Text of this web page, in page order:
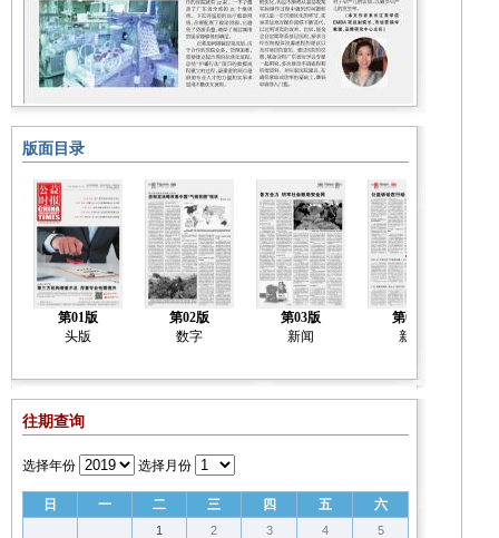
版面目录
第01版
头版
第02版
数字
第03版
新闻
第04版
新闻
往期查询
选择年份 选择月份
日 一 二 三 四 五 六
1 2 3 4
5